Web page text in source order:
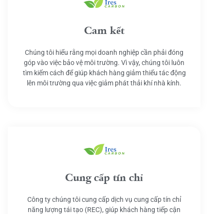
Cam kết
Chúng tôi hiểu rằng mọi doanh nghiệp cần phải đóng
góp vào việc bảo vệ môi trường. Vì vậy, chúng tôi luôn
tìm kiếm cách để giúp khách hàng giảm thiểu tác động
lên môi trường qua việc giảm phát thải khí nhà kính.
Cung cấp tín chỉ
Công ty chúng tôi cung cấp dịch vụ cung cấp tín chỉ
năng lượng tái tạo (REC), giúp khách hàng tiếp cận